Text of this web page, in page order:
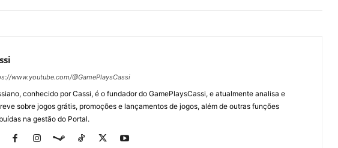
www.youtube.com/@GamePlaysCassi
conhecido por Cassi, é o fundador do GamePlaysCassi, e atualmente analisa e
sobre jogos grátis, promoções e lançamentos de jogos, além de outras funções
na gestão do Portal.